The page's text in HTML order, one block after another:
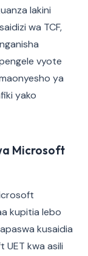
lakini
wa TCF,
vyote
ya
yako
Microsoft
kupitia lebo
kusaidia
kwa asili